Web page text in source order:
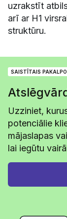
uzrakstīt
arī ar H1
struktūru.
SAISTĪTAIS
Uzziniet,
potenciālie
mājaslapas
lai iegūtu